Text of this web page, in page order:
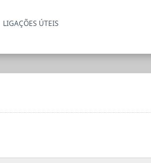
LIGAÇÕES ÚTEIS